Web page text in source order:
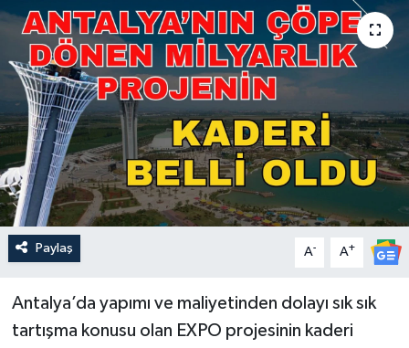
Paylaş A- A+
Antalya’da yapımı ve maliyetinden dolayı sık sık
tartışma konusu olan EXPO projesinin kaderi
Güncel
Kültür & Sanat
Magazin
Resmi İlan
Sağlık & Yaşam
Siyaset
Spor